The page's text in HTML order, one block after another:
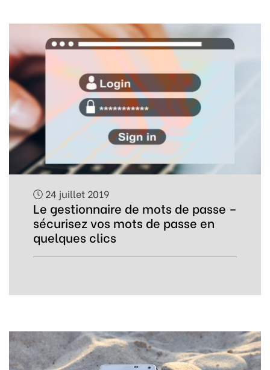
24 juillet 2019
Le gestionnaire de mots de passe –
sécurisez vos mots de passe en
quelques clics